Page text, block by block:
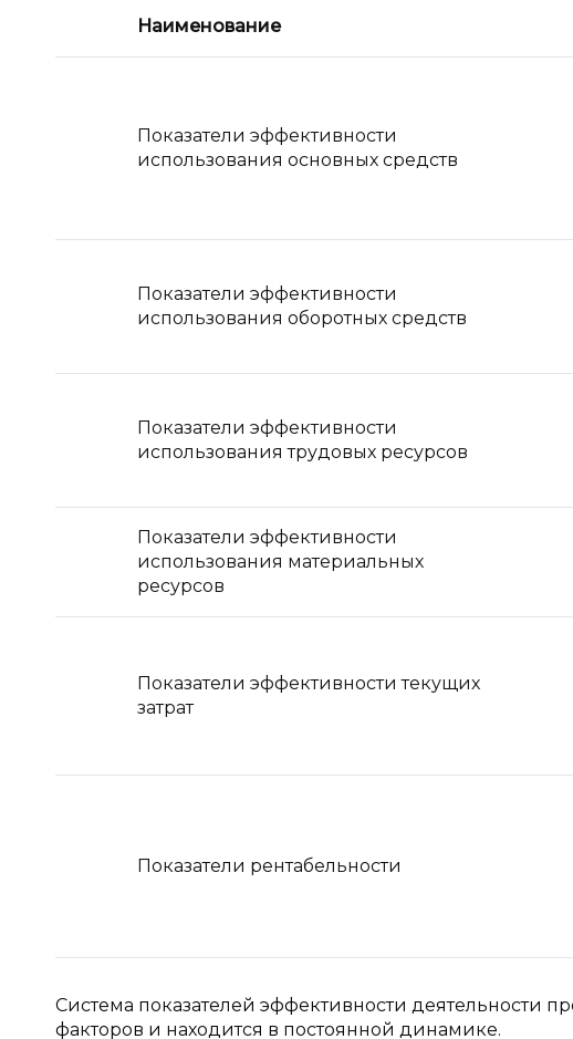
Наименование
Показатели эффективности
использования основных средств
Показатели эффективности
использования оборотных средств
Показатели эффективности
использования трудовых ресурсов
Показатели эффективности
использования материальных
ресурсов
Показатели эффективности текущих
затрат
Показатели рентабельности
Система показателей эффективности деятельности
факторов и находится в постоянной динамике.